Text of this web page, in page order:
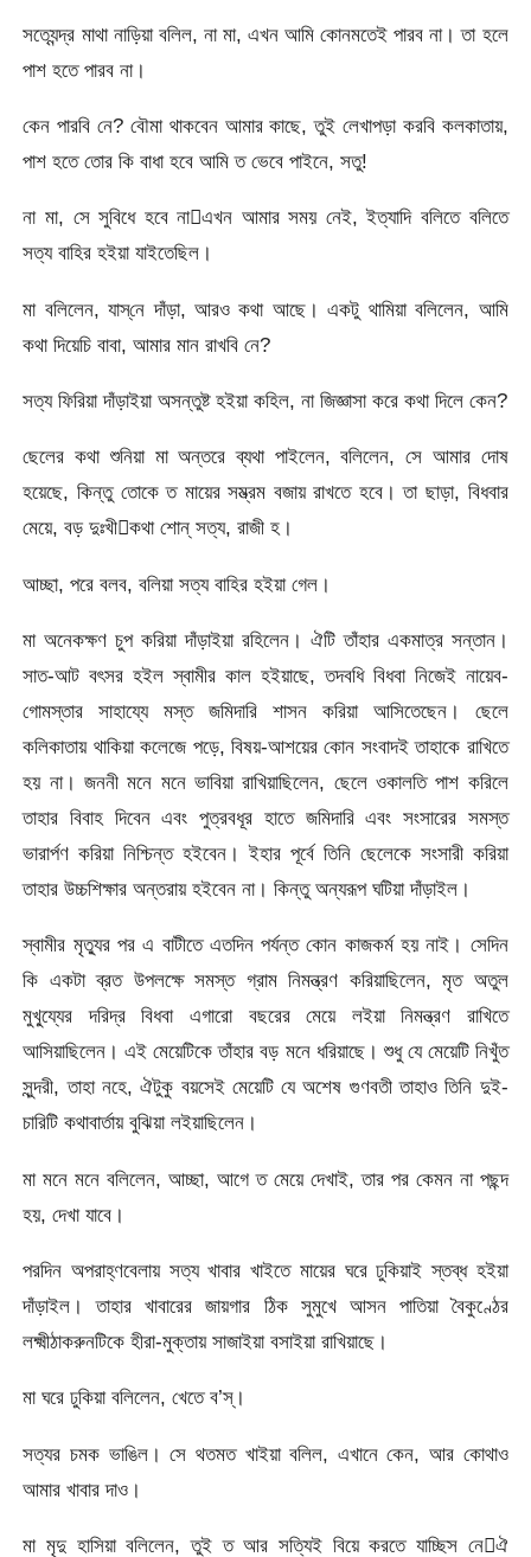
সত্যেন্দ্র মাথা নাড়িয়া বলিল, না মা, এখন আমি কোনমতেই পারব না। তা হলে
পাশ হতে পারব না।
কেন পারবি নে? বৌমা থাকবেন আমার কাছে, তুই লেখাপড়া করবি কলকাতায়,
পাশ হতে তোর কি বাধা হবে আমি ত ভেবে পাইনে, সতু!
না মা, সে সুবিধে হবে নাএখন আমার সময় নেই, ইত্যাদি বলিতে বলিতে
সত্য বাহির হইয়া যাইতেছিল।
মা বলিলেন, যাস্‌নে দাঁড়া, আরও কথা আছে। একটু থামিয়া বলিলেন, আমি
কথা দিয়েচি বাবা, আমার মান রাখবি নে?
সত্য ফিরিয়া দাঁড়াইয়া অসন্তুষ্ট হইয়া কহিল, না জিজ্ঞাসা করে কথা দিলে কেন?
ছেলের কথা শুনিয়া মা অন্তরে ব্যথা পাইলেন, বলিলেন, সে আমার দোষ
হয়েছে, কিন্তু তোকে ত মায়ের সম্ভ্রম বজায় রাখতে হবে। তা ছাড়া, বিধবার
মেয়ে, বড় দুঃখীকথা শোন্‌ সত্য, রাজী হ।
আচ্ছা, পরে বলব, বলিয়া সত্য বাহির হইয়া গেল।
মা অনেকক্ষণ চুপ করিয়া দাঁড়াইয়া রহিলেন। ঐটি তাঁহার একমাত্র সন্তান।
সাত-আট বৎসর হইল স্বামীর কাল হইয়াছে, তদবধি বিধবা নিজেই নায়েব-
গোমস্তার সাহায্যে মস্ত জমিদারি শাসন করিয়া আসিতেছেন। ছেলে
কলিকাতায় থাকিয়া কলেজে পড়ে, বিষয়-আশয়ের কোন সংবাদই তাহাকে রাখিতে
হয় না। জননী মনে মনে ভাবিয়া রাখিয়াছিলেন, ছেলে ওকালতি পাশ করিলে
তাহার বিবাহ দিবেন এবং পুত্রবধূর হাতে জমিদারি এবং সংসারের সমস্ত
ভারার্পণ করিয়া নিশ্চিন্ত হইবেন। ইহার পূর্বে তিনি ছেলেকে সংসারী করিয়া
তাহার উচ্চশিক্ষার অন্তরায় হইবেন না। কিন্তু অন্যরূপ ঘটিয়া দাঁড়াইল।
স্বামীর মৃত্যুর পর এ বাটীতে এতদিন পর্যন্ত কোন কাজকর্ম হয় নাই। সেদিন
কি একটা ব্রত উপলক্ষে সমস্ত গ্রাম নিমন্ত্রণ করিয়াছিলেন, মৃত অতুল
মুখু্য্যের দরিদ্র বিধবা এগারো বছরের মেয়ে লইয়া নিমন্ত্রণ রাখিতে
আসিয়াছিলেন। এই মেয়েটিকে তাঁহার বড় মনে ধরিয়াছে। শুধু যে মেয়েটি নিখুঁত
সুন্দরী, তাহা নহে, ঐটুকু বয়সেই মেয়েটি যে অশেষ গুণবতী তাহাও তিনি দুই-
চারিটি কথাবার্তায় বুঝিয়া লইয়াছিলেন।
মা মনে মনে বলিলেন, আচ্ছা, আগে ত মেয়ে দেখাই, তার পর কেমন না পছন্দ
হয়, দেখা যাবে।
পরদিন অপরাহ্ণবেলায় সত্য খাবার খাইতে মায়ের ঘরে ঢুকিয়াই স্তব্ধ হইয়া
দাঁড়াইল। তাহার খাবারের জায়গার ঠিক সুমুখে আসন পাতিয়া বৈকুণ্ঠের
লক্ষ্মীঠাকরুনটিকে হীরা-মুক্তায় সাজাইয়া বসাইয়া রাখিয়াছে।
মা ঘরে ঢুকিয়া বলিলেন, খেতে ব’স্‌।
সত্যর চমক ভাঙিল। সে থতমত খাইয়া বলিল, এখানে কেন, আর কোথাও
আমার খাবার দাও।
মা মৃদু হাসিয়া বলিলেন, তুই ত আর সত্যিই বিয়ে করতে যাচ্ছিস নেঐ